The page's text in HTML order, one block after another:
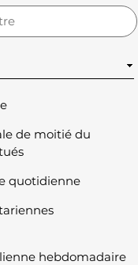
de moitié du
quotidienne
hebdomadaire